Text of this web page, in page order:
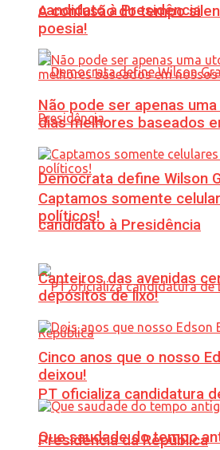
candidato à Presidência
Democrata define Wilson
candidato à Presidência
PT oficializa candidatura
Presidência da República
A confusão do tempo
poesia!
Não pode ser apenas
dias melhores baseados
Captamos somente
políticos!
Canteiros das avenidas
depósitos de lixo!
Cinco anos que o nosso
deixou!
Que saudade do tempo